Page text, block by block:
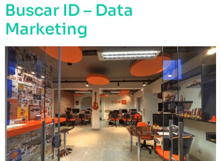
Buscar ID – Data
Marketing